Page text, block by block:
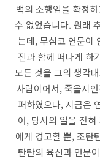
백의 소행임을 확정
수 없었습니다. 원래
는데, 무심코 연문이
진과 함께 떠나게 하
모든 것을 그의 생각
사람이어서, 죽을지
퍼하였으나, 지금은
어, 당시의 일을 전
에게 경고할 뿐, 조탄
탄탄의 육신과 연문